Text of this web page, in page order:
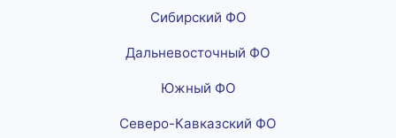
Сибирский ФО
Дальневосточный ФО
Южный ФО
Северо-Кавказский ФО